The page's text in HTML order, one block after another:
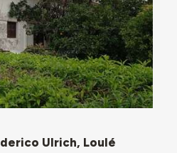
Ulrich, Loulé